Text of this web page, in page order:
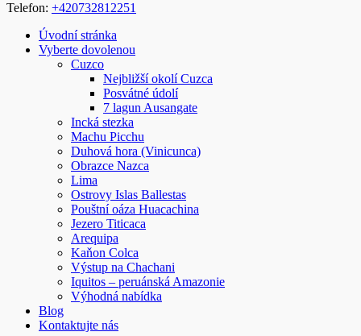
Telefon: +420732812251
Úvodní stránka
Vyberte dovolenou
Cuzco
Nejbližší okolí Cuzca
Posvátné údolí
7 lagun Ausangate
Incká stezka
Machu Picchu
Duhová hora (Vinicunca)
Obrazce Nazca
Lima
Ostrovy Islas Ballestas
Pouštní oáza Huacachina
Jezero Titicaca
Arequipa
Kaňon Colca
Výstup na Chachani
Iquitos – peruánská Amazonie
Výhodná nabídka
Blog
Kontaktujte nás